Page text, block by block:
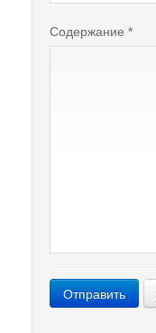
Содержание *
Отправить